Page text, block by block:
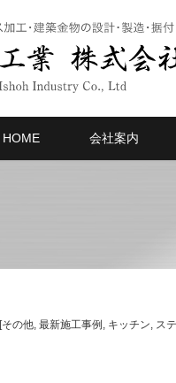
HOME 会社案内
[その他, 最新施工事例 , キッチン, ス